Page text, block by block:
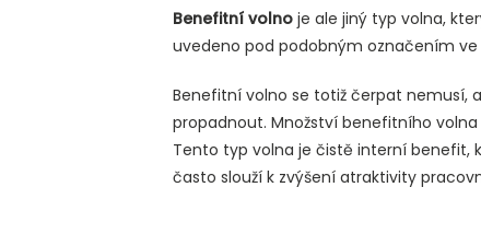
Benefitní volno je ale jiný typ volna,
uvedeno pod podobným označením ve
Benefitní volno se totiž čerpat nemusí,
propadnout. Množství benefitního
Tento typ volna je čistě interní benefit,
často slouží k zvýšení atraktivity